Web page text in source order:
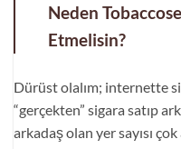
Neden
Etmelisin?
Dürüst olalım; internette
“gerçekten” sigara satıp
arkadaş olan yer sayısı